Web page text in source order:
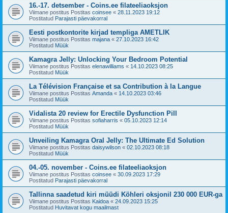
16.-17. detsember - Coins.ee filateeliaoksjon
Viimane postitus Postitas coinsee « 28.11.2023 19:12
Postitatud Parajasti päevakorral
Eesti postkontorite kirjad templiga AMETLIK
Viimane postitus Postitas majana « 27.10.2023 16:42
Postitatud Müük
Kamagra Jelly: Unlocking Your Bedroom Potential
Viimane postitus Postitas elenawilliams « 14.10.2023 08:25
Postitatud Müük
La Télévision Française et sa Contribution à la Langue
Viimane postitus Postitas Amanda « 14.10.2023 03:46
Postitatud Müük
Vidalista 20 review for Erectile Dysfunction Pill
Viimane postitus Postitas sofiaharris « 05.10.2023 12:14
Postitatud Müük
Unveiling Kamagra Oral Jelly: The Ultimate Ed Solution
Viimane postitus Postitas daisywilson « 02.10.2023 08:18
Postitatud Müük
04.-05. november - Coins.ee filateeliaoksjon
Viimane postitus Postitas coinsee « 30.09.2023 17:29
Postitatud Parajasti päevakorral
Tallinna saadetud kiri müüdi Köhleri oksjonil 230 000 EUR-ga
Viimane postitus Postitas Kaidoa « 24.09.2023 15:25
Postitatud Huvitavat kogu maailmast